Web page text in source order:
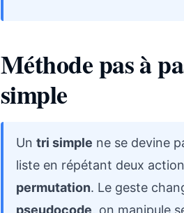
Méthode pas à
simple
Un tri simple ne se devine
liste en répétant deux
permutation. Le geste
pseudocode, on manipule